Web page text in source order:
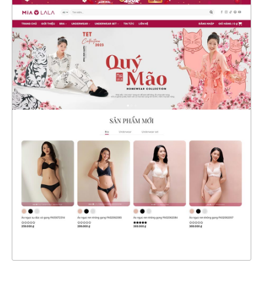
47375
CHI TIẾT
XEM THỰC TẾ